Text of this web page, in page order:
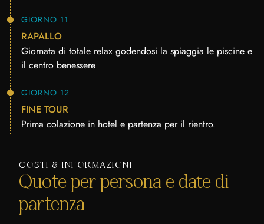
GIORNO 11
RAPALLO
Giornata di totale relax godendosi la spiaggia le piscine e
il centro benessere
GIORNO 12
FINE TOUR
Prima colazione in hotel e partenza per il rientro.
COSTI & INFORMAZIONI
Quote per persona e date di
partenza